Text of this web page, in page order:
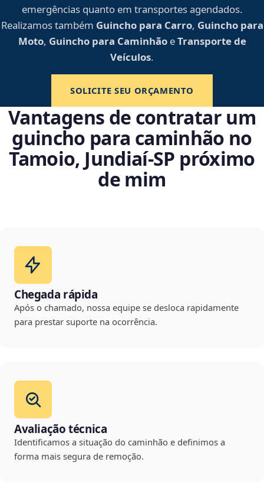
emergências quanto em transportes agendados.
Realizamos também Guincho para Carro, Guincho para
Moto, Guincho para CaminhãoeTransporte de
Veículos.
SOLICITE SEU ORÇAMENTO
Vantagens de contratar um
guincho para caminhão no
Tamoio, Jundiaí‑SP próximo
de mim
Chegada rápida
Após o chamado, nossa equipe se desloca rapidamente
para prestar suporte na ocorrência.
Avaliação técnica
Identificamos a situação do caminhão e definimos a
forma mais segura de remoção.